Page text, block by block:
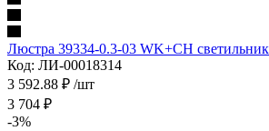
Люстра 39334-0.3-03 WK+CH
Код: ЛИ-00018314
3 592.88 ₽ /шт
3 704 ₽
-3%